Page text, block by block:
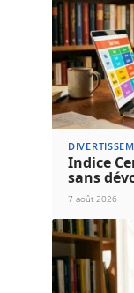
Indice
sans
7 août 2026